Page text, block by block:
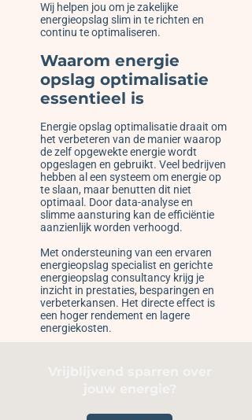
Wij helpen jou om je zakelijke
energieopslag slim in te richten en
continu te optimaliseren.
Waarom energie
opslag optimalisatie
essentieel is
Energie opslag optimalisatie draait om
het verbeteren van de manier waarop
de zelf opgewekte energie wordt
opgeslagen en gebruikt. Veel bedrijven
hebben al een systeem om energie op
te slaan, maar benutten dit niet
optimaal. Door data-analyse en
slimme aansturing kan de efficiëntie
aanzienlijk worden verhoogd.
Met ondersteuning van een ervaren
energieopslag specialist en gerichte
energieopslag consultancy krijg je
inzicht in prestaties, besparingen en
verbeterkansen. Het directe effect is
een hoger rendement en lagere
energiekosten.